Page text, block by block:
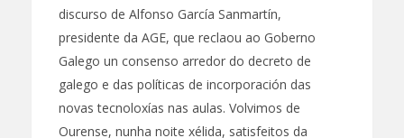
discurso de Alfonso García Sanmartín,
presidente da AGE, que reclaou ao Goberno
Galego un consenso arredor do decreto de
galego e das políticas de incorporación das
novas tecnoloxías nas aulas. Volvimos de
Ourense, nunha noite xélida, satisfeitos da